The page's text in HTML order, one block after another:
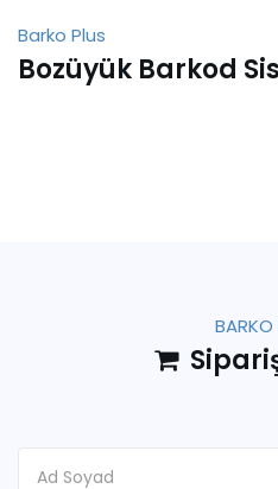
Barko Plus
Bozüyük Barkod
BARKO